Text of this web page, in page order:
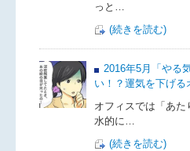
っと…
(続きを読む)
2016年5月「やる
い！？運気を下げる
オフィスでは「あ
水的に…
(続きを読む)